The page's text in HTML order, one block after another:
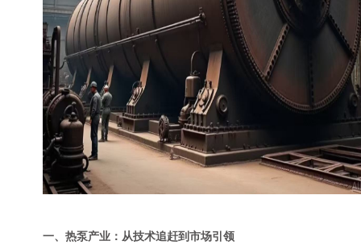
一、热泵产业：从技术追赶到市场引领